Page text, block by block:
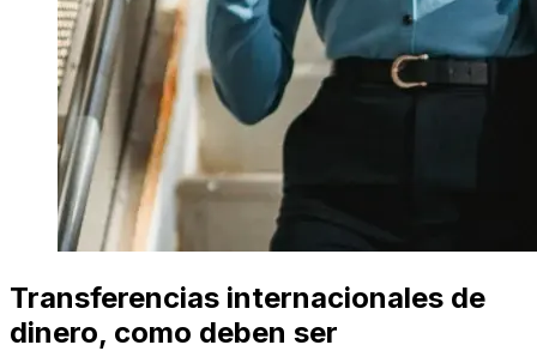
Transferencias internacionales de
dinero, como deben ser